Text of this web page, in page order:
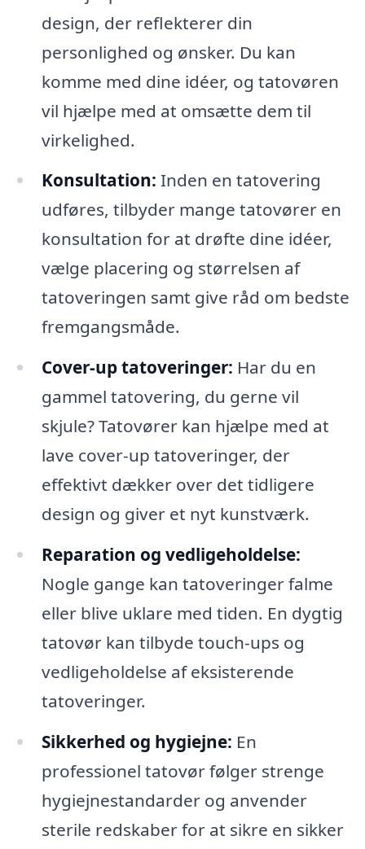
design, der reflekterer din
personlighed og ønsker. Du kan
komme med dine idéer, og tatovøren
vil hjælpe med at omsætte dem til
virkelighed.
Konsultation: Inden en tatovering
udføres, tilbyder mange tatovører en
konsultation for at drøfte dine idéer,
vælge placering og størrelsen af
tatoveringen samt give råd om bedste
fremgangsmåde.
Cover-up tatoveringer: Har du en
gammel tatovering, du gerne vil
skjule? Tatovører kan hjælpe med at
lave cover-up tatoveringer, der
effektivt dækker over det tidligere
design og giver et nyt kunstværk.
Reparation og vedligeholdelse:
Nogle gange kan tatoveringer falme
eller blive uklare med tiden. En dygtig
tatovør kan tilbyde touch-ups og
vedligeholdelse af eksisterende
tatoveringer.
Sikkerhed og hygiejne: En
professionel tatovør følger strenge
hygiejnestandarder og anvender
sterile redskaber for at sikre en sikker